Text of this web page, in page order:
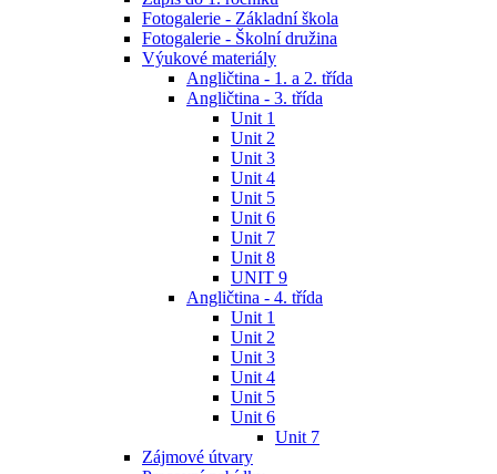
Fotogalerie - Základní škola
Fotogalerie - Školní družina
Výukové materiály
Angličtina - 1. a 2. třída
Angličtina - 3. třída
Unit 1
Unit 2
Unit 3
Unit 4
Unit 5
Unit 6
Unit 7
Unit 8
UNIT 9
Angličtina - 4. třída
Unit 1
Unit 2
Unit 3
Unit 4
Unit 5
Unit 6
Unit 7
Zájmové útvary